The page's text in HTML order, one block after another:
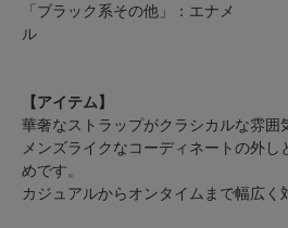
「ブラック系その他」：エナメ
【アイテム】
華奢なストラップがクラシカルな雰囲
メンズライクなコーディネートの外
めです。
カジュアルからオンタイムまで幅広く